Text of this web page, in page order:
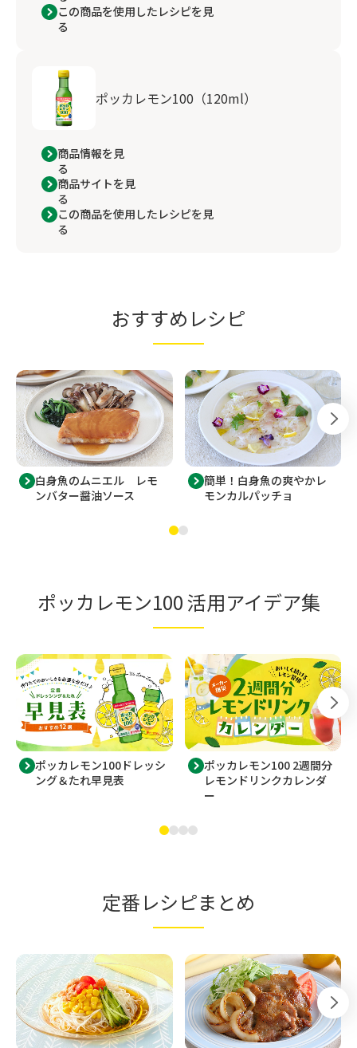
この商品を使用したレシピを見
る
ポッカレモン100（120ml）
商品情報を見
る
商品サイトを見
る
この商品を使用したレシピを見
る
おすすめレシピ
白身魚のムニエル レモ
ンバター醤油ソース
簡単！白身魚の爽やかレ
モンカルパッチョ
ポッカレモン100 活用アイデア集
ポッカレモン100ドレッシ
ング＆たれ早見表
ポッカレモン100 2週間分
レモンドリンクカレンダ
ー
定番レシピまとめ